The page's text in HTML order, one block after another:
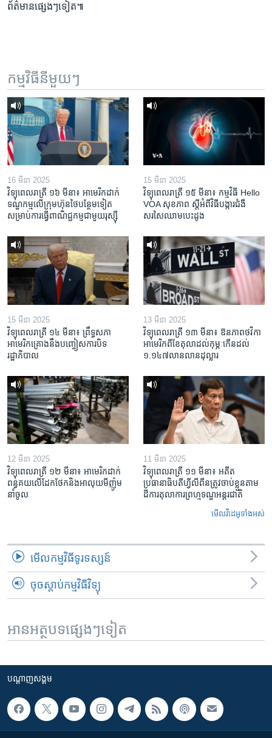
ព័ត៌មាន​ផ្សេងៗ​ទៀត៕
កម្មវិធី​នីមួយៗ
16 មីនា 2025
វិទ្យុពេលរាត្រី ១៦ មីនា៖ អាមេរិក​ដាក់​
ទណ្ឌកម្ម​លើ​ក្រុមហ៊ុន​ថៃ​បន្ថែម​ទៀត​
សម្រាប់​ការ​ធ្វើ​ពាណិជ្ជកម្ម​ជាមួយ​រុស្ស៊ី
15 មីនា 2025
វិទ្យុពេលរាត្រី ១៥ មីនា៖ កម្មវិធី ​Hello
VOA សុខភាព ស្ដី​អំពី​វិធី​បង្ការ​ជំងឺ​
សរសៃ​ឈាម​បេះដូង
15 មីនា 2025
វិទ្យុពេលរាត្រី ១៤ មីនា៖ ព្រឹទ្ធសភា
អាមេរិកគ្រោងនឹងបញ្ចៀសការបិទ
រដ្ឋាភិបាល
13 មីនា 2025
វិទ្យុពេលរាត្រី ១៣ មីនា៖ ឱនភាព​ថវិកា​
អាមេរិក​ពី​ខែ​តុលា​ដល់​កុម្ភៈ​កើន​ដល់​
១.១៤៧​លានលាន​ដុល្លារ
12 មីនា 2025
វិទ្យុពេលរាត្រី ១២ មីនា៖ អាមេរិក​ដាក់​
ពន្ធគយ​លើ​ដែកថែក​និង​អាលុយ​មីញ៉ូម​
នាំចូល
11 មីនា 2025
វិទ្យុពេលរាត្រី ១១ មីនា៖ អតីត​
ប្រធានាធិបតីហ្វីលីពីន​ត្រូវ​ចាប់ខ្លួនតាម
ដីការ​តុលាការ​ព្រហ្មទណ្ឌ​អន្តរជាតិ
មើល​វីដេអូ​ទាំង​អស់
មើល​កម្មវិធី​ទូរទស្សន៍
ចុចស្តាប់កម្មវិធីវិទ្យុ
អានអត្ថបទផ្សេងៗទៀត
បណ្តាញ​សង្គម